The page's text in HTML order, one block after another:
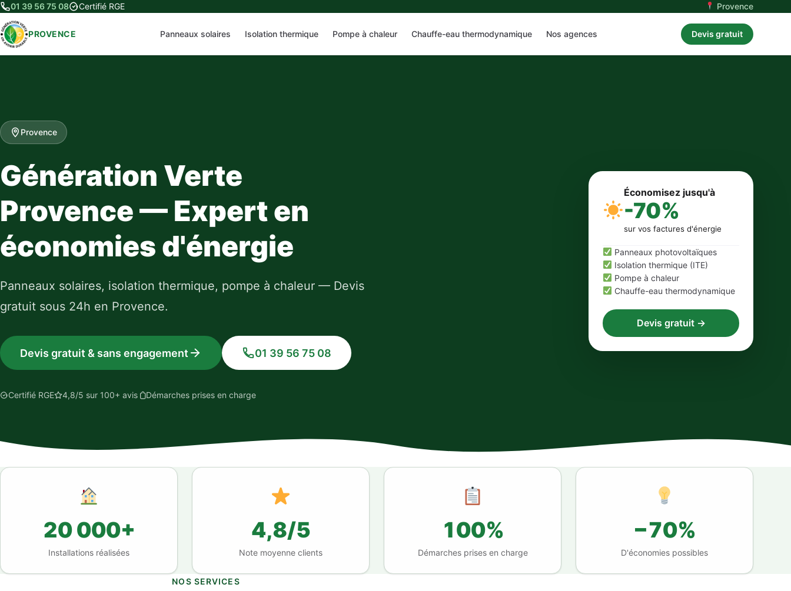
01 39 56 75 08 Certifié RGE Provence
PROVENCE Panneaux solaires Isolation thermique Pompe à chaleur Chauffe-eau thermodynamique Nos agences Devis gratuit
Provence
Génération Verte
Provence — Expert en
économies d'énergie
Panneaux solaires, isolation thermique, pompe à chaleur — Devis
gratuit sous 24h en Provence.
Devis gratuit & sans engagement 01 39 56 75 08
Certifié RGE 4,8/5 sur 100+ avis Démarches prises en charge
Économisez jusqu'à
-70%
sur vos factures d'énergie
Panneaux photovoltaïques
Isolation thermique (ITE)
Pompe à chaleur
Chauffe-eau thermodynamique
Devis gratuit →
20 000+
Installations réalisées
4,8/5
Note moyenne clients
100%
Démarches prises en charge
−70%
D'économies possibles
NOS SERVICES